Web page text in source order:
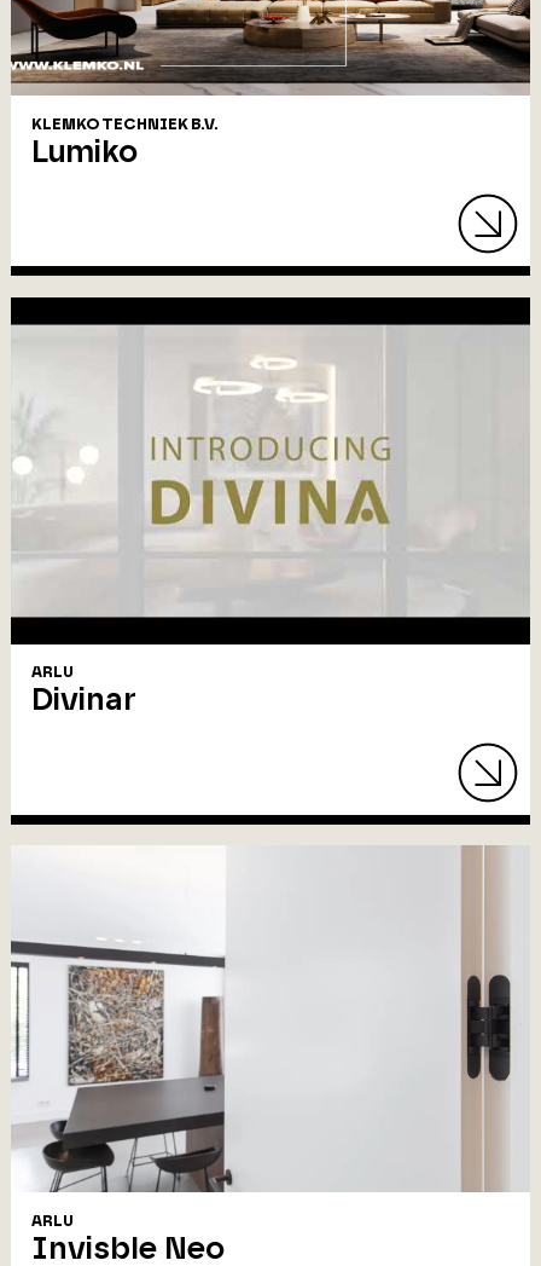
KLEMKO TECHNIEK B.V.
Lumiko
ARLU
Divinar
ARLU
Invisble Neo